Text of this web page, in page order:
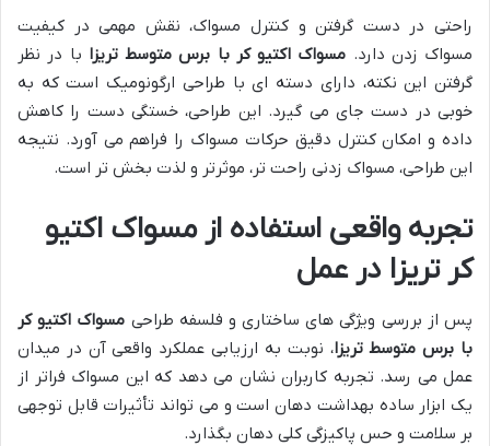
راحتی در دست گرفتن و کنترل مسواک، نقش مهمی در کیفیت
مسواک زدن دارد. مسواک اکتیو کر با برس متوسط تریزا با در نظر
گرفتن این نکته، دارای دسته ای با طراحی ارگونومیک است که به
خوبی در دست جای می گیرد. این طراحی، خستگی دست را کاهش
داده و امکان کنترل دقیق حرکات مسواک را فراهم می آورد. نتیجه
این طراحی، مسواک زدنی راحت تر، موثرتر و لذت بخش تر است.
تجربه واقعی استفاده از مسواک اکتیو
کر تریزا در عمل
پس از بررسی ویژگی های ساختاری و فلسفه طراحی مسواک اکتیو کر
با برس متوسط تریزا، نوبت به ارزیابی عملکرد واقعی آن در میدان
عمل می رسد. تجربه کاربران نشان می دهد که این مسواک فراتر از
یک ابزار ساده بهداشت دهان است و می تواند تأثیرات قابل توجهی
بر سلامت و حس پاکیزگی کلی دهان بگذارد.